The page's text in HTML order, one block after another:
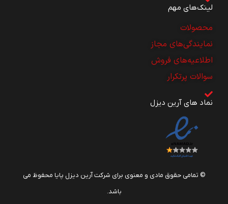
لینک‌های مهم
محصولات
نمایندگی‌های مجاز
اطلاعیه‌های فروش
سوالات پرتکرار
نماد های آرین دیزل
© تمامی حقوق مادی و معنوی برای شرکت آرین دیزل پایا محفوظ می
باشد.